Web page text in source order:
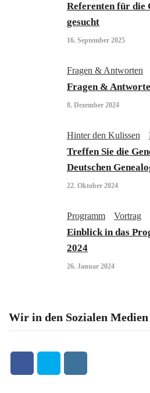
Referenten für die
gesucht
16. September 2025
Fragen & Antworten
Fragen &
8. Dezember 2024
Hinter den Kulissen
Treffen Sie die
Deutschen
22. Oktober 2024
Programm Vortrag
Einblick in das
2024
26. Januar 2024
Wir in den Sozialen Medien